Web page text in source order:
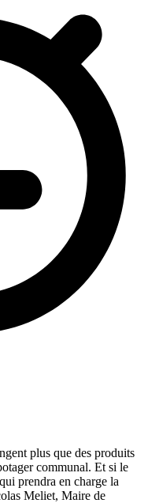
plus que des produits
communal. Et si le
prendra en charge la
Meliet, Maire de